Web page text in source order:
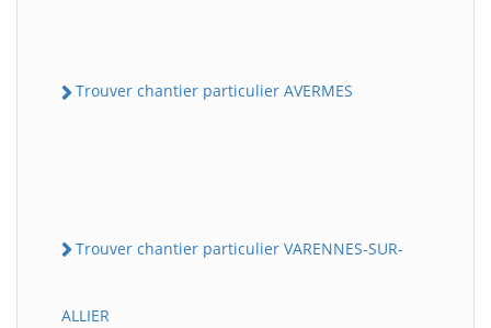
Trouver chantier particulier AVERMES
Trouver chantier particulier VARENNES-SUR-
ALLIER